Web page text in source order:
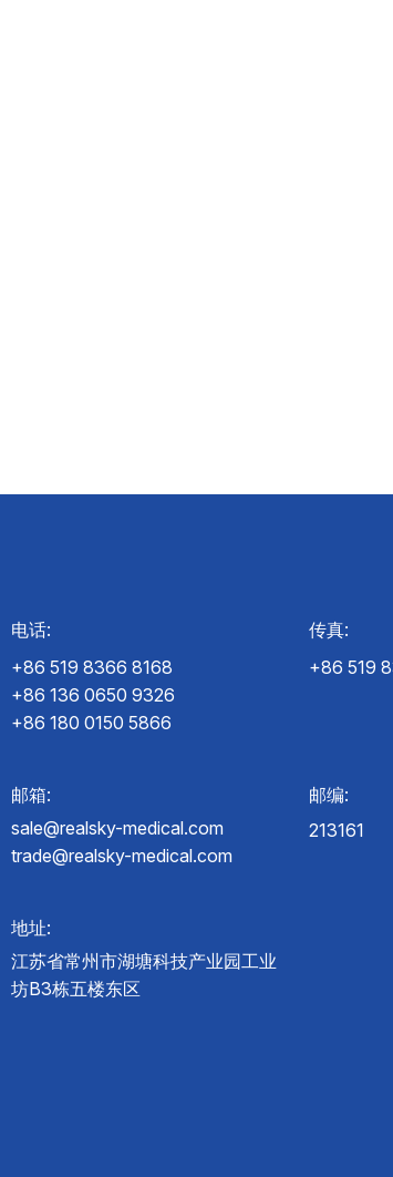
电话:
+86 519 8366 8168
+86 136 0650 9326
+86 180 0150 5866
邮箱:
sale@realsky-medical.com
trade@realsky-medical.com
地址:
江苏省常州市湖塘科技产业园工业
坊B3栋五楼东区
传真:
+86 519
邮编:
213161